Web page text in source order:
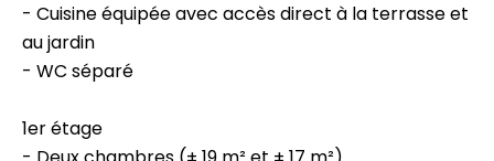
- Cuisine équipée avec accès direct à la terrasse et
au jardin
- WC séparé
1er étage